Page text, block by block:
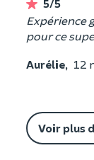
5/5
Expérience
pour ce
Aurélie, 12
Voir plus